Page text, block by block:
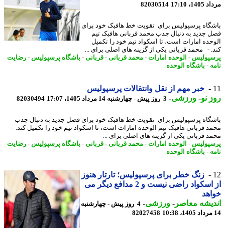
17:10
82030514
پرسپولیس برای تقویت خط هافبک خود برای
جدید به دنبال جذب محمد قربانی هافبک تیم
امارات است، تا اسکواد تیم خود را تکمیل
- محمد قربانی یکی از گزینه های اصلی برای ...
-الوحده امارات- محمد قربانی -قربانی -باشگاه پرسپولیس-رضایت
-باشگاه الوحده
خبر مهم از نقل وانتقالات پرسپولیس
نو- ورزشی-3 روز پیش - چهارشنبه 14 مرداد 1405، 17:07 82030494
پرسپولیس برای تقویت خط هافبک خود برای فصل جدید به دنبال جذب
قربانی هافبک تیم الوحده امارات است، تا اسکواد تیم خود را تکمیل کند. -
قربانی یکی از گزینه های اصلی برای ...
-الوحده امارات- محمد قربانی -قربانی -باشگاه پرسپولیس-رضایت
-باشگاه الوحده
زنگ خطر برای پرسپولیس؛ تارتار هنوز
از اسکواد راضی نیست و 2 مدافع دیگر می
معاصر-ورزشی-
4 روز پیش - چهارشنبه
82027458